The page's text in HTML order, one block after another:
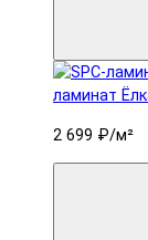
ламинат
2 699 ₽/м²